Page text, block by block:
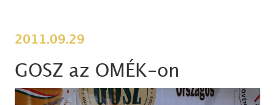
2011.09.29
GOSZ az OMÉK-on